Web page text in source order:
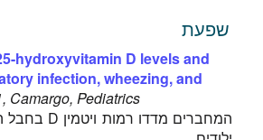
שפעת
hydroxyvitamin D levels and
infection, wheezing, and
Camargo, Pediatrics